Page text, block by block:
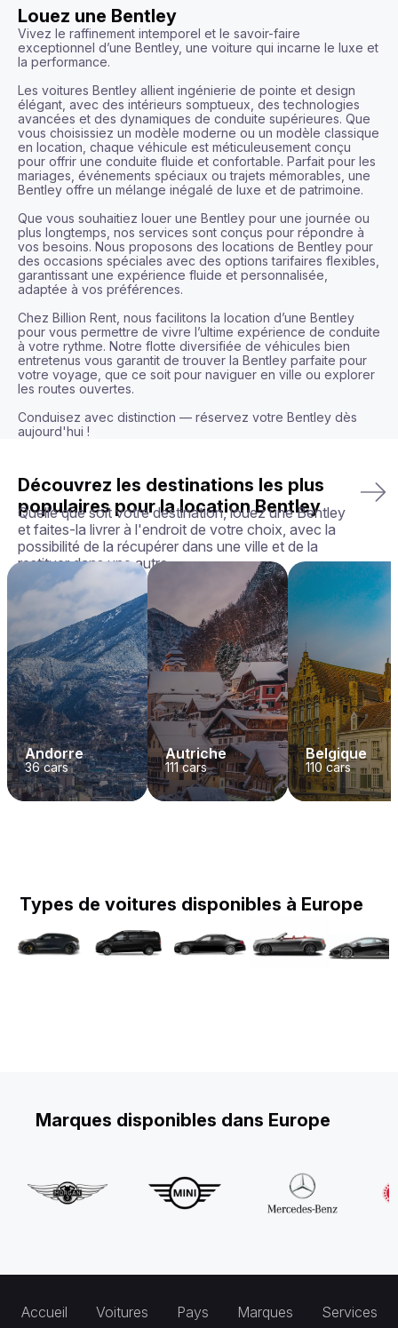
Louez une Bentley
Vivez le raffinement intemporel et le savoir-faire
exceptionnel d’une Bentley, une voiture qui incarne le luxe et
la performance.
Les voitures Bentley allient ingénierie de pointe et design
élégant, avec des intérieurs somptueux, des technologies
avancées et des dynamiques de conduite supérieures. Que
vous choisissiez un modèle moderne ou un modèle classique
en location, chaque véhicule est méticuleusement conçu
pour offrir une conduite fluide et confortable. Parfait pour les
mariages, événements spéciaux ou trajets mémorables, une
Bentley offre un mélange inégalé de luxe et de patrimoine.
Que vous souhaitiez louer une Bentley pour une journée ou
plus longtemps, nos services sont conçus pour répondre à
vos besoins. Nous proposons des locations de Bentley pour
des occasions spéciales avec des options tarifaires flexibles,
garantissant une expérience fluide et personnalisée,
adaptée à vos préférences.
Chez Billion Rent, nous facilitons la location d’une Bentley
pour vous permettre de vivre l’ultime expérience de conduite
à votre rythme. Notre flotte diversifiée de véhicules bien
entretenus vous garantit de trouver la Bentley parfaite pour
votre voyage, que ce soit pour naviguer en ville ou explorer
les routes ouvertes.
Conduisez avec distinction — réservez votre Bentley dès
aujourd'hui !
Découvrez les destinations les plus
populaires pour la location Bentley
Quelle que soit votre destination, louez une Bentley
et faites-la livrer à l'endroit de votre choix, avec la
possibilité de la récupérer dans une ville et de la
restituer dans une autre.
Andorre
36cars
Autriche
111cars
Belgique
110 cars
Types de voitures disponibles à Europe
Marques disponibles dans Europe
Accueil Voitures Pays Marques Services